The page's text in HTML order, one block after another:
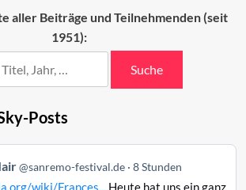
aller Beiträge und Teilnehmenden (seit
1951):
Suche
Posts
@sanremo-festival.de 8 Stunden
wiki/Frances...Heute hat uns ein ganz